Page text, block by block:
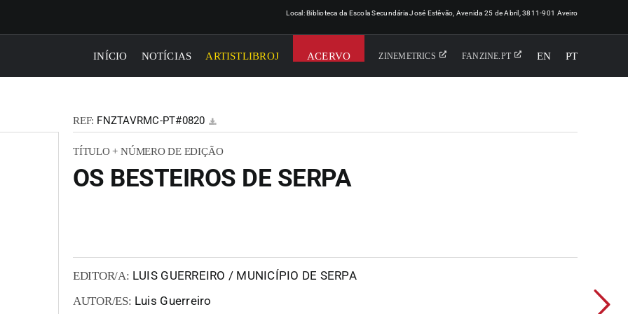
Local: Biblioteca da Escola Secundária José Estêvão, Avenida 25 de Abril, 3811-901 Aveiro
INÍCIO NOTÍCIAS ARTISTLIBROJ ACERVO ZINEMETRICS FANZINE.PT EN PT
REF: FNZTAVRMC-PT#0820
TÍTULO + NÚMERO DE EDIÇÃO
OS BESTEIROS DE SERPA
EDITOR/A: LUIS GUERREIRO / MUNICÍPIO DE SERPA
AUTOR/ES: Luis Guerreiro